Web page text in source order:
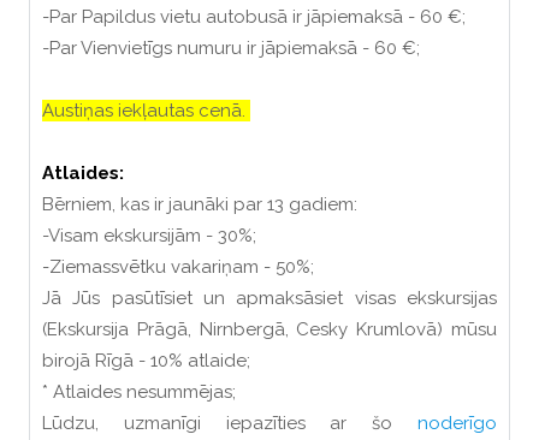
-Par Papildus vietu autobusā ir jāpiemaksā - 60 €;
-Par Vienvietīgs numuru ir jāpiemaksā - 60 €;
Austiņas iekļautas cenā.
Atlaides:
Bērniem, kas ir jaunāki par 13 gadiem:
-Visam ekskursijām - 30%;
-Ziemassvētku vakariņam - 50%;
Jā Jūs pasūtīsiet un apmaksāsiet visas ekskursijas
(Ekskursija Prāgā, Nirnbergā, Cesky Krumlovā) mūsu
birojā Rīgā - 10% atlaide;
* Atlaides nesummējas;
Lūdzu, uzmanīgi iepazīties ar šo noderīgo